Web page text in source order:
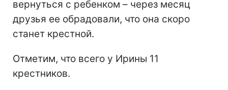
вернуться с ребенком – через месяц
друзья ее обрадовали, что она скоро
станет крестной.
Отметим, что всего у Ирины 11
крестников.